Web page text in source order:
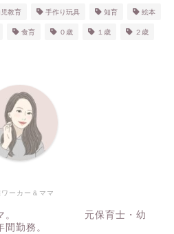
教育 手作り玩具 知育 絵本
食育 ０歳 １歳 ２歳
ーカー＆ママ
ママ。 元保育士・幼
勤務。